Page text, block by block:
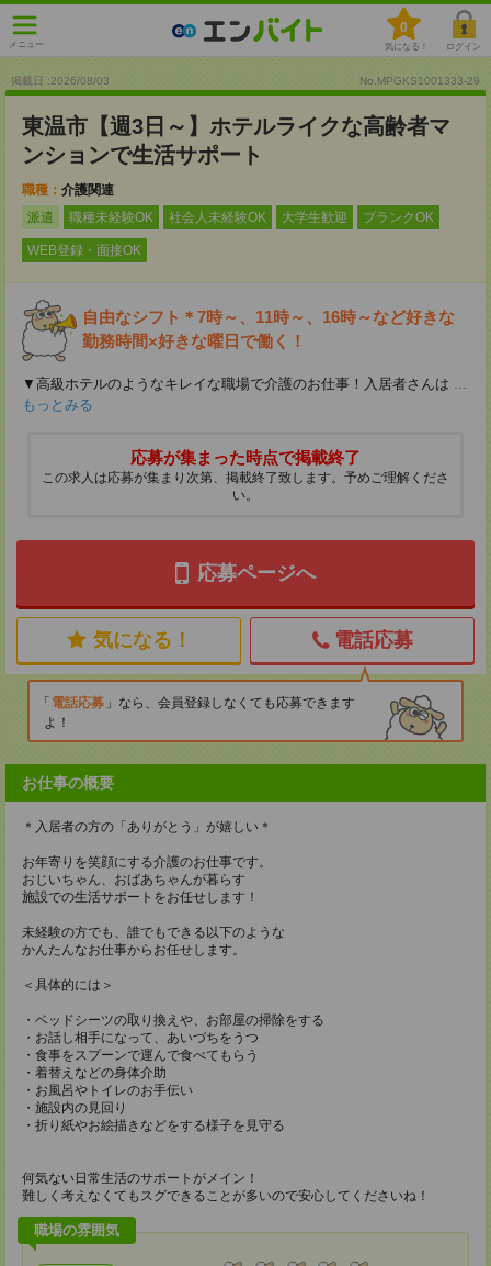
メニュー
0
気になる！ ログイン
掲載日 :2026/08/03 No.MPGKS1001333-29
東温市【週3日～】ホテルライクな高齢者マ
ンションで生活サポート
職種： 介護関連
派遣
職種未経験OK 社会人未経験OK 大学生歓迎 ブランクOK
WEB登録・面接OK
自由なシフト＊7時～、11時～、16時～など好きな
勤務時間×好きな曜日で働く！
▼高級ホテルのようなキレイな職場で介護のお仕事！入居者さんは ...
もっとみる
応募が集まった時点で掲載終了
この求人は応募が集まり次第、掲載終了致します。予めご理解くださ
い。
応募ページへ
気になる！ 電話応募
電話応募
なら、会員登録しなくても応募できます
よ！
お仕事の概要
＊入居者の方の「ありがとう」が嬉しい＊
お年寄りを笑顔にする介護のお仕事です。
おじいちゃん、おばあちゃんが暮らす
施設での生活サポートをお任せします！
未経験の方でも、誰でもできる以下のような
かんたんなお仕事からお任せします。
＜具体的には＞
・ベッドシーツの取り換えや、お部屋の掃除をする
・お話し相手になって、あいづちをうつ
・食事をスプーンで運んで食べてもらう
・着替えなどの身体介助
・お風呂やトイレのお手伝い
・施設内の見回り
・折り紙やお絵描きなどをする様子を見守る
何気ない日常生活のサポートがメイン！
難しく考えなくてもスグできることが多いので安心してくださいね！
職場の雰囲気